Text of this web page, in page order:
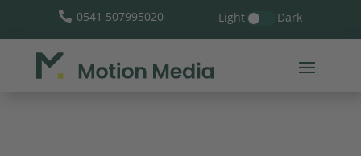
 0541 507995020 Light Dark